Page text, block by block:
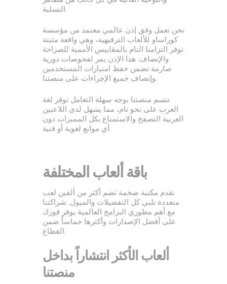
التسلية.
نحن نعمل وفق إذن عالمي معتمد من مؤسسة
كوراساو للألعاب الترفيهية، وهي واقعة مثبتة
توفر التزامنا التام بالمقاييس الأممية للصراحة
والإنصاف. هذا الإذن يمر لفحوصات دورية
صارمة تضمن حفظ امتيازات المستخدمين
وإنصاف جميع الإجراءات على منصتنا.
تتسم منصتنا بوجه سهلة التعامل توفر لغة
العرب على نحو تام، مما يسهل لدى اللاعبين
العربية التصفح والاستمتاع بكل المميزات دون
أي موانع لغوية أو فنية.
باقة ألعاب المختلفة
نقدم مكتبة ضخمة تضم أكثر من ألفين لعب
متعددة تلبي كل التفضيلات والميول. شراكتنا
مع أهم مطوري البرامج العالمية يوفر فوزك
على أفضل الإصدارات وأكثرها حماساً ضمن
القطاع.
ألعاب الأكثر انتشاراً بداخل
منصتنا